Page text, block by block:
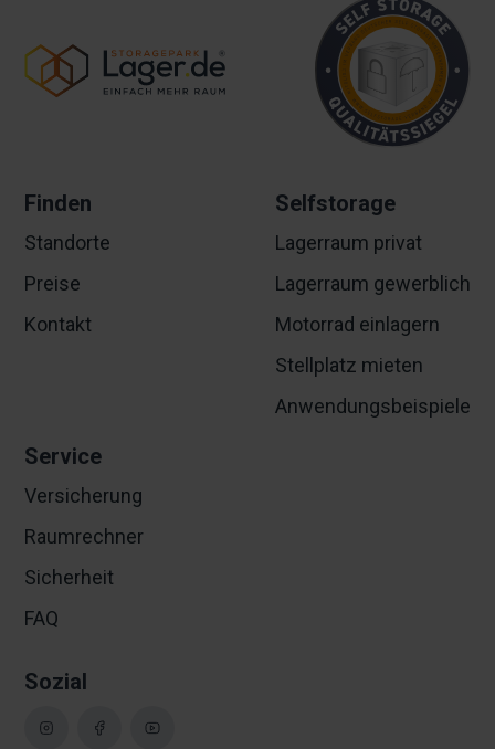
Finden
Standorte
Preise
Kontakt
Selfstorage
Lagerraum privat
Lagerraum gewerblich
Motorrad einlagern
Stellplatz mieten
Anwendungsbeispiele
Service
Versicherung
Raumrechner
Sicherheit
FAQ
Sozial